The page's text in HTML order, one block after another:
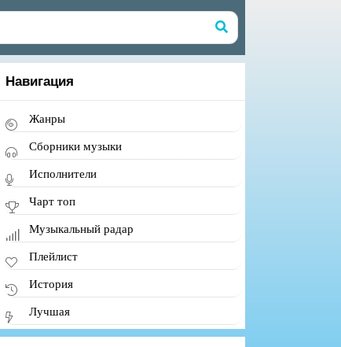
Навигация
Жанры
Сборники музыки
Исполнители
Чарт топ
Музыкальный радар
Плейлист
История
Лучшая